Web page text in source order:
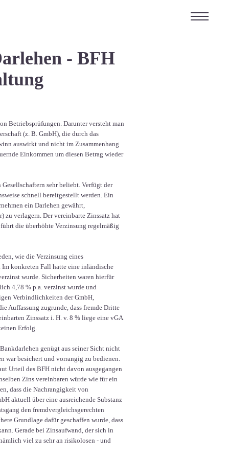
- BFH
Betriebsprüfungen. Darunter versteht man
(z. B. GmbH), die durch das
auswirkt und nicht im Zusammenhang
Einkommen um diesen Betrag wieder
sehr beliebt. Verfügt der
schnell bereitgestellt werden. Ein
ein Darlehen gewährt,
zu verlagern. Der vereinbarte Zinssatz hat
die überhöhte Verzinsung regelmäßig
wie die Verzinsung eines
Im konkreten Fall hatte eine inländische
wurde. Sicherheiten waren hierfür
4,78 % p.a. verzinst wurde und
Verbindlichkeiten der GmbH,
Auffassung zugrunde, dass fremde Dritte
Zinssatz i. H. v. 8 % liege eine vGA
Erfolg.
genügt aus seiner Sicht nicht
war besichert und vorrangig zu bedienen.
Urteil des BFH nicht davon ausgegangen
Zins vereinbaren würde wie für ein
dass die Nachrangigkeit von
aktuell über eine ausreichende Substanz
den fremdvergleichsgerechten
Grundlage dafür geschaffen wurde, dass
Gerade bei Zinsaufwand, der sich in
viel zu sehr an risikolosen - und